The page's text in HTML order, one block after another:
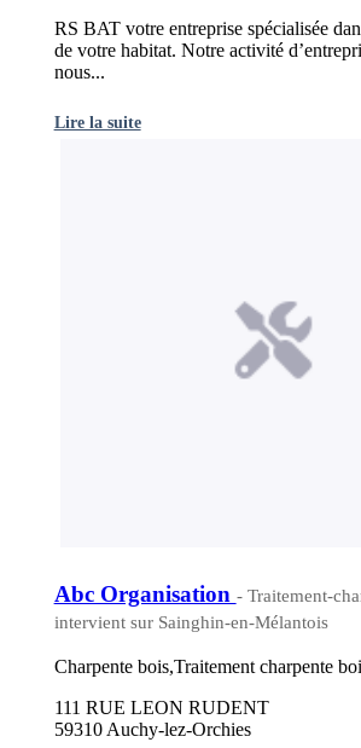
RS BAT votre entreprise spécialisée
de votre habitat. Notre activité
nous...
Lire la suite
Abc Organisation - Traitement-
intervient sur Sainghin-en-Mélantois
Charpente bois,Traitement charpente
111 RUE LEON RUDENT
59310 Auchy-lez-Orchies